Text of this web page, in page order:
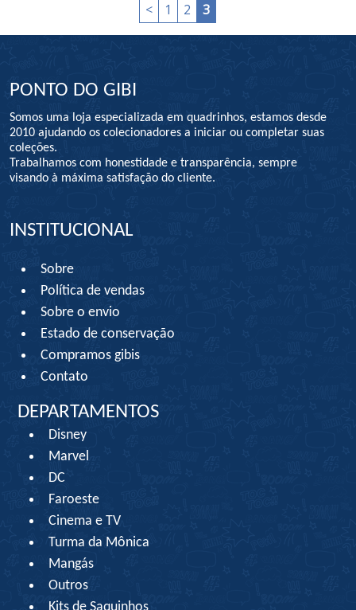
< 1 2 3
PONTO DO GIBI
Somos uma loja especializada em quadrinhos, estamos desde
2010 ajudando os colecionadores a iniciar ou completar suas
coleções.
Trabalhamos com honestidade e transparência, sempre
visando à máxima satisfação do cliente.
INSTITUCIONAL
Sobre
Política de vendas
Sobre o envio
Estado de conservação
Compramos gibis
Contato
DEPARTAMENTOS
Disney
Marvel
DC
Faroeste
Cinema e TV
Turma da Mônica
Mangás
Outros